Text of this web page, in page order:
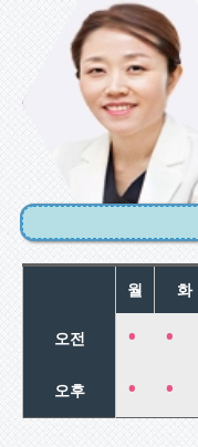
박지노
산과 산전관
리/미혼여성클
리닉
자궁내막증/피
임상담/부인과
검진
월
화
오전 • •
오후 • •